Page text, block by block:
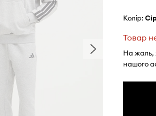
Колір:
Товар
На жаль,
нашого